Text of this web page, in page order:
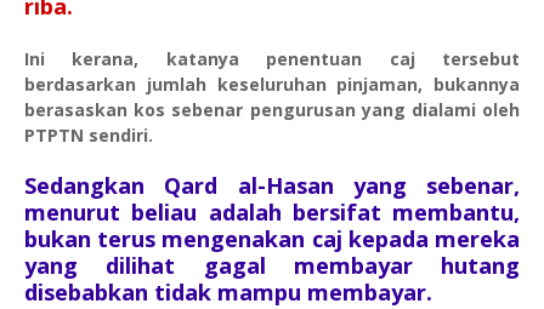
riba.
Ini kerana, katanya penentuan caj tersebut
berdasarkan jumlah keseluruhan pinjaman, bukannya
berasaskan kos sebenar pengurusan yang dialami oleh
PTPTN sendiri.
Sedangkan Qard al-Hasan yang sebenar,
menurut beliau adalah bersifat membantu,
bukan terus mengenakan caj kepada mereka
yang dilihat gagal membayar hutang
disebabkan tidak mampu membayar.